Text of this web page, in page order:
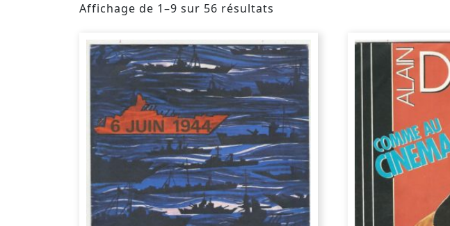
Affichage de 1–9 sur 56 résultats